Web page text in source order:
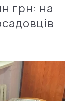
грн: на